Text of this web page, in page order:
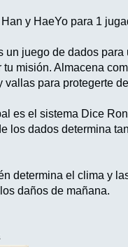
y HaeYo para 1
un juego de dados
tu misión. Almacena
vallas para protegerte
es el sistema Dice
los dados determina
determina el clima y
daños de mañana.